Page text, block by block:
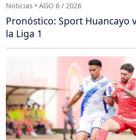
Noticias • AGO 6 / 2026
Pronóstico: Sport Huancayo
la Liga 1